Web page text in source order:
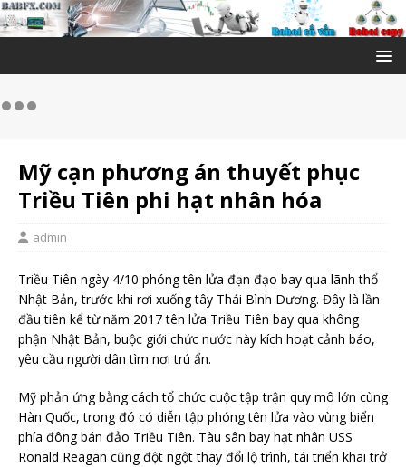
Mỹ cạn phương án thuyết phục
Triều Tiên phi hạt nhân hóa
admin
Triều Tiên ngày 4/10 phóng tên lửa đạn đạo bay qua lãnh thổ
Nhật Bản, trước khi rơi xuống tây Thái Bình Dương. Đây là lần
đầu tiên kể từ năm 2017 tên lửa Triều Tiên bay qua không
phận Nhật Bản, buộc giới chức nước này kích hoạt cảnh báo,
yêu cầu người dân tìm nơi trú ẩn.
Mỹ phản ứng bằng cách tổ chức cuộc tập trận quy mô lớn cùng
Hàn Quốc, trong đó có diễn tập phóng tên lửa vào vùng biển
phía đông bán đảo Triều Tiên. Tàu sân bay hạt nhân USS
Ronald Reagan cũng đột ngột thay đổi lộ trình, tái triển khai trở